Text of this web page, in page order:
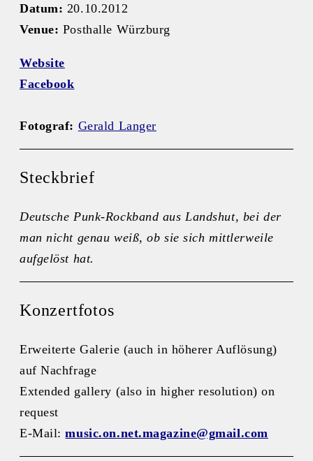
Datum: 20.10.2012
Venue: Posthalle Würzburg
Website
Facebook
Fotograf: Gerald Langer
Steckbrief
Deutsche Punk-Rockband aus Landshut, bei der
man nicht genau weiß, ob sie sich mittlerweile
aufgelöst hat.
Konzertfotos
Erweiterte Galerie (auch in höherer Auflösung)
auf Nachfrage
Extended gallery (also in higher resolution) on
request
E-Mail:music.on.net.magazine@gmail.com